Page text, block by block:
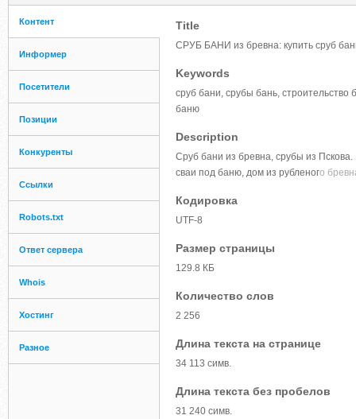
Контент
Информер
Посетители
Позиции
Конкуренты
Ссылки
Robots.txt
Ответ сервера
Whois
Хостинг
Разное
Title
СРУБ БАНИ из бревна: купить сруб
Keywords
сруб бани, срубы бань,
баню
Description
Сруб бани из бревна, срубы из
сваи под баню, дом из рубленого
Кодировка
UTF-8
Размер страницы
129.8 КБ
Количество слов
2 256
Длина текста на странице
34 113 симв.
Длина текста без пробелов
31 240 симв.